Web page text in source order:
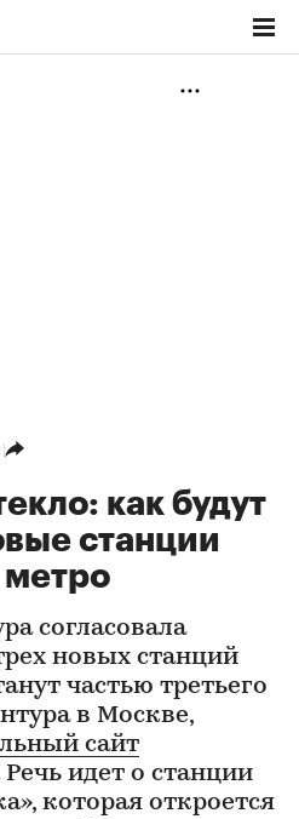
как будут
станции
метро
согласовала
новых станций
частью третьего
в Москве,
сайт
Речь идет о станции
которая откроется